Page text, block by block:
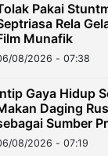
Pakai
Rela
Munafik
08/2026 - 07:38
Gaya Hidup
Daging
Sumber
08/2026 - 07:19